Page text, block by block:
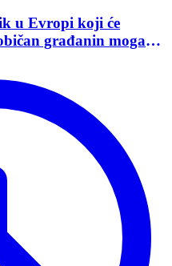
u Evropi koji će
građanin mogao